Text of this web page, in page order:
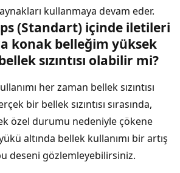
kullanmaya devam eder.
(Standart) içinde iletileri
konak belleğim yüksek
sızıntısı olabilir mi?
her zaman bellek sızıntısı
bir bellek sızıntısı sırasında,
özel durumu nedeniyle çökene
altında bellek kullanımı bir artış
deseni gözlemleyebilirsiniz.